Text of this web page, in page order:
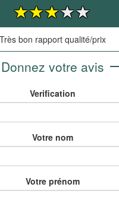
Très bon rapport qualité/prix
Donnez votre avis
Verification
Votre nom
Votre prénom